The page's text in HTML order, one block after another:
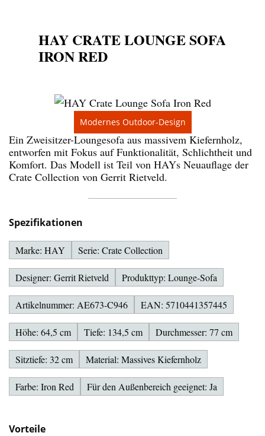
Modernes Outdoor-Design
HAY CRATE LOUNGE SOFA
IRON RED
Ein Zweisitzer-Loungesofa aus massivem Kiefernholz,
entworfen mit Fokus auf Funktionalität, Schlichtheit und
Komfort. Das Modell ist Teil von HAYs Neuauflage der
Crate Collection von Gerrit Rietveld.
Vorteile
Spezifikationen
Marke: HAY Serie: Crate Collection
Designer: Gerrit Rietveld Produkttyp: Lounge-Sofa
Artikelnummer: AE673-C946 EAN: 5710441357445
Höhe: 64,5 cm Tiefe: 134,5 cm Durchmesser: 77 cm
Sitztiefe: 32 cm Material: Massives Kiefernholz
Farbe: Iron Red Für den Außenbereich geeignet: Ja